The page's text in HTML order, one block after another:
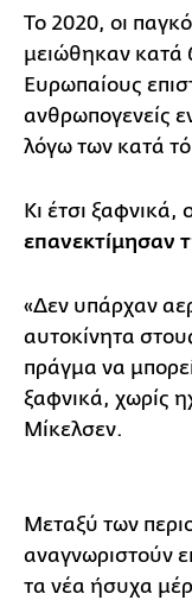
Το 2020, οι
μειώθηκαν
Ευρωπαίους
ανθρωπογενείς
λόγω των κατά
Κι έτσι ξαφνικά,
επανεκτίμησαν
«Δεν υπάρχαν
αυτοκίνητα
πράγμα να
ξαφνικά, χωρίς
Μίκελσεν.
Μεταξύ των
αναγνωριστούν
τα νέα ήσυχα